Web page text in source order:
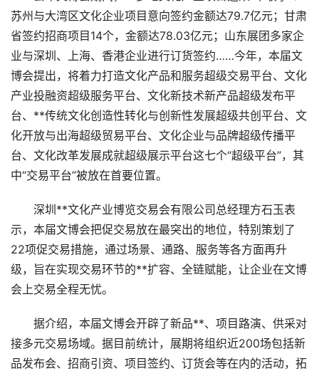
苏州与大湾区文化企业项目意向签约金额达79.7亿元；甘肃
省签约招商项目14个，金额达78.03亿元；山东展团多家企
业与深圳、上海、香港企业进行订货签约……今年，本届文
博会提出，将着力打造文化产品和服务超级交易平台、文化
产业投融资超级服务平台、文化新技术新产品超级发布平
台、**传统文化创造性转化与创新性发展超级共创平台、文
化开放与出海超级贸易平台、文化企业与品牌超级传播平
台、文化改革发展成就超级展示平台这七个“超级平台”，其
中“交易平台”被放在首要位置。
深圳**文化产业博览交易会有限公司总经理方石玉表
示，本届文博会把促交易放在最突出的地位，特别策划了
22项促交易措施，通过场景、通路、服务等各方面再升
级，旨在实现交易环节的**扩容、全链赋能，让企业在文博
会上交易全程无忧。
据介绍，本届文博会开辟了新品**、项目路演、供采对
接多元交易场域。据目前统计，展期将组织近200场包括新
品发布会、招商引资、项目签约、订货会等在内的活动，拓